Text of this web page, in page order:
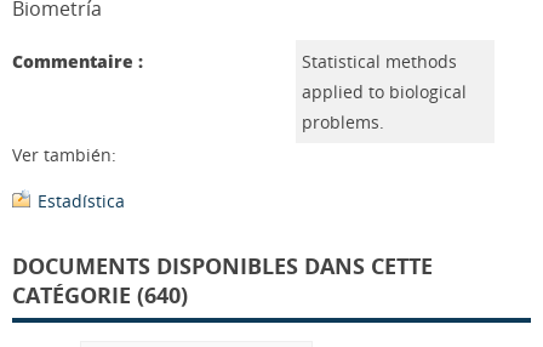
Biometría
Commentaire :
Statistical methods
applied to biological
problems.
Ver también:
Estadística
DOCUMENTS DISPONIBLES DANS CETTE
CATÉGORIE (640)